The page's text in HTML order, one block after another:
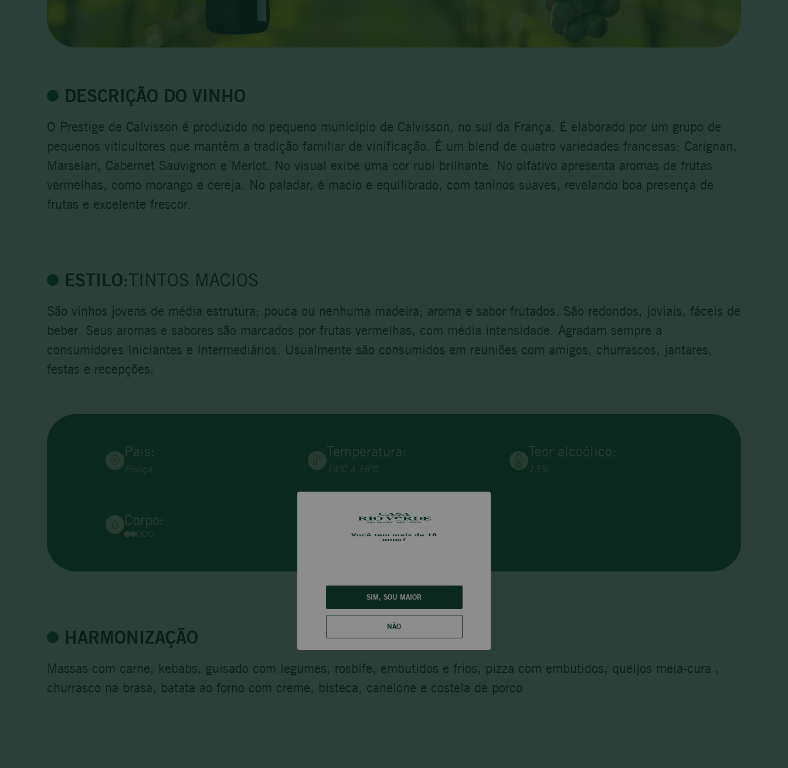
SIM, SOU MAIOR
NÃO
DESCRIÇÃO DO VINHO
O Prestige de Calvisson é produzido no pequeno município de Calvisson, no sul da França. É elaborado por um grupo de
pequenos viticultores que mantêm a tradição familiar de vinificação. É um blend de quatro variedades francesas: Carignan,
Marselan, Cabernet Sauvignon e Merlot. No visual exibe uma cor rubi brilhante. No olfativo apresenta aromas de frutas
vermelhas, como morango e cereja. No paladar, é macio e equilibrado, com taninos suaves, revelando boa presença de
frutas e excelente frescor.
ESTILO:TINTOS MACIOS
São vinhos jovens de média estrutura; pouca ou nenhuma madeira; aroma e sabor frutados. São redondos, joviais, fáceis de
beber. Seus aromas e sabores são marcados por frutas vermelhas, com média intensidade. Agradam sempre a
consumidores Iniciantes e Intermediários. Usualmente são consumidos em reuniões com amigos, churrascos, jantares,
festas e recepções.
Pais:
França
Temperatura:
14ºC à 16ºC
Teor alcoólico:
13%
Corpo:
HARMONIZAÇÃO
Massas com carne, kebabs, guisado com legumes, rosbife, embutidos e frios, pizza com embutidos, queijos meia-cura ,
churrasco na brasa, batata ao forno com creme, bisteca, canelone e costela de porco